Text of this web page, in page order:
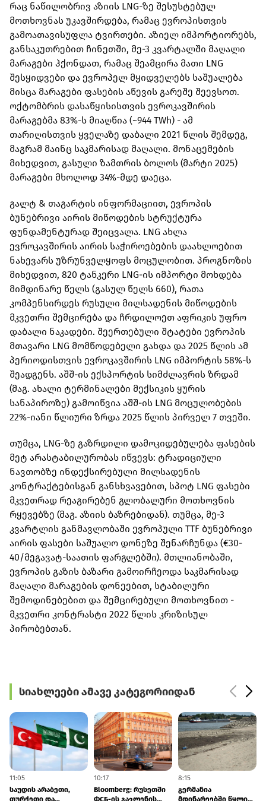
რაც ნაწილობრივ აზიის LNG-ზე შესუსტებულ
მოთხოვნას უკავშირდება, რამაც ევროპისთვის
გამოათავისუფლა ტვირთები. აზიელ იმპორტიორებს,
განსაკუთრებით ჩინეთში, მე-3 კვარტალში მაღალი
მარაგები ჰქონდათ, რამაც შეამცირა მათი LNG
შესყიდვები და ევროპელ მყიდველებს საშუალება
მისცა მარაგები ფასების აწევის გარეშე შეევსოთ.
ოქტომბრის დასაწყისისთვის ევროკავშირის
მარაგებმა 83%-ს მიაღწია (~944 TWh) - ამ
თარიღისთვის ყველაზე დაბალი 2021 წლის შემდეგ,
მაგრამ მაინც საკმარისად მაღალი. მონაცემების
მიხედვით, გასული ზამთრის ბოლოს (მარტი 2025)
მარაგები მხოლოდ 34%-მდე დაეცა.
გალტ & თაგარტის ინფორმაციით, ევროპის
ბუნებრივი აირის მიწოდების სტრუქტურა
ფუნდამენტურად შეიცვალა. LNG ახლა
ევროკავშირის აირის საჭიროებების დაახლოებით
ნახევარს უზრუნველყოფს მოცულობით. პროგნოზის
მიხედვით, 820 ტანკერი LNG-ის იმპორტი მოხდება
მიმდინარე წელს (გასულ წელს 660), რათა
კომპენსირდეს რუსული მილსადენის მიწოდების
მკვეთრი შემცირება და ჩრდილოეთ აფრიკის უფრო
დაბალი ნაკადები. შეერთებული შტატები ევროპის
მთავარი LNG მომწოდებელი გახდა და 2025 წლის ამ
პერიოდისთვის ევროკავშირის LNG იმპორტის 58%-ს
შეადგენს. აშშ-ის ექსპორტის სიმძლავრის ზრდამ
(მაგ. ახალი ტერმინალები მექსიკის ყურის
სანაპიროზე) გამოიწვია აშშ-ის LNG მოცულობების
22%-იანი წლიური ზრდა 2025 წლის პირველ 7 თვეში.
თუმცა, LNG-ზე გაზრდილი დამოკიდებულება ფასების
მეტ არასტაბილურობას იწვევს: ტრადიციული
ნავთობზე ინდექსირებული მილსადენის
კონტრაქტებისგან განსხვავებით, სპოტ LNG ფასები
მკვეთრად რეაგირებენ გლობალური მოთხოვნის
რყევებზე (მაგ. აზიის ბაზრებიდან). თუმცა, მე-3
კვარტლის განმავლობაში ევროპული TTF ბუნებრივი
აირის ფასები საშუალო დონეზე შენარჩუნდა (€30-
40/მეგავატ-საათის ფარგლებში). მთლიანობაში,
ევროპის გაზის ბაზარი გამოირჩეოდა საკმარისად
მაღალი მარაგების დონეებით, სტაბილური
შემოდინებებით და შემცირებული მოთხოვნით -
მკვეთრი კონტრასტი 2022 წლის კრიზისულ
პირობებთან.
სიახლეები ამავე კატეგორიიდან
11:05
საუდის არაბეთი,
10:17
Bloomberg: რუსეთში
8:15
გერმანია